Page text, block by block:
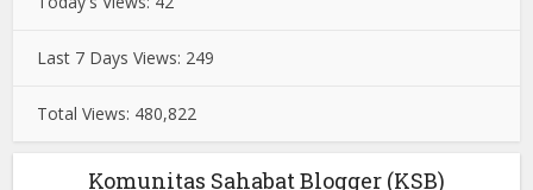
Last 7 Days Views: 249
Total Views: 480,822
Komunitas Sahabat Blogger (KSB)